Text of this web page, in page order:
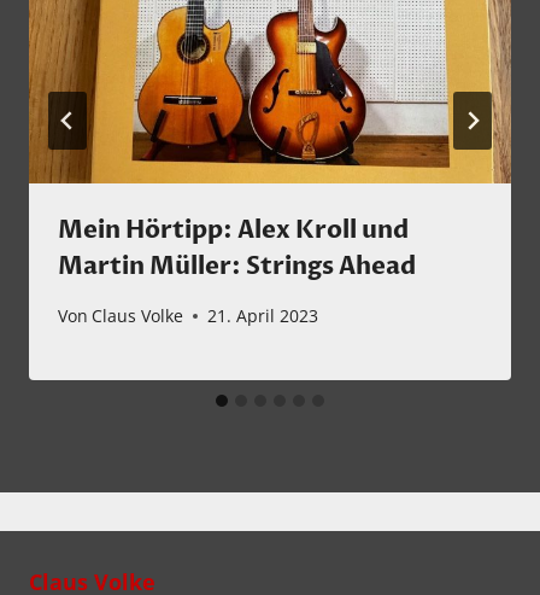
Mein Hörtipp: Alex Kroll und
Martin Müller: Strings Ahead
Von Claus Volke 21. April 2023
Claus Volke